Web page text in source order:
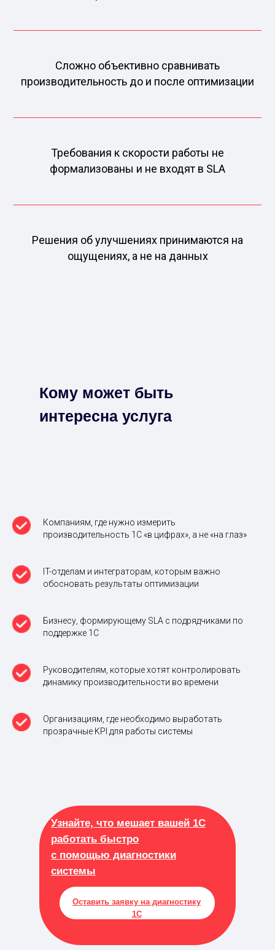
Сложно объективно сравнивать
производительность до и после оптимизации
Требования к скорости работы не
формализованы и не входят в SLA
Решения об улучшениях принимаются на
ощущениях, а не на данных
Кому может быть
интересна услуга
Компаниям, где нужно измерить
производительность 1С «в цифрах», а не «на глаз»
IT-отделам и интеграторам, которым важно
обосновать результаты оптимизации
Бизнесу, формирующему SLA с подрядчиками по
поддержке 1С
Руководителям, которые хотят контролировать
динамику производительности во времени
Организациям, где необходимо выработать
прозрачные KPI для работы системы
Узнайте, что мешает вашей 1С
работать быстро
с помощью диагностики
системы
Оставить заявку на диагностику
1С